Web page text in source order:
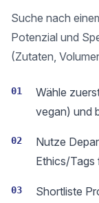
Suche nach
Potenzial und
(Zutaten,
01
Wähle
vegan) und
02
Nutze
Ethics/Tags
03
Shortliste